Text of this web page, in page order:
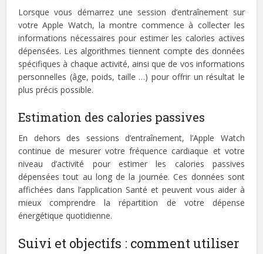
Lorsque vous démarrez une session d’entraînement sur
votre Apple Watch, la montre commence à collecter les
informations nécessaires pour estimer les calories actives
dépensées. Les algorithmes tiennent compte des données
spécifiques à chaque activité, ainsi que de vos informations
personnelles (âge, poids, taille …) pour offrir un résultat le
plus précis possible.
Estimation des calories passives
En dehors des sessions d’entraînement, l’Apple Watch
continue de mesurer votre fréquence cardiaque et votre
niveau d’activité pour estimer les calories passives
dépensées tout au long de la journée. Ces données sont
affichées dans l’application Santé et peuvent vous aider à
mieux comprendre la répartition de votre dépense
énergétique quotidienne.
Suivi et objectifs : comment utiliser